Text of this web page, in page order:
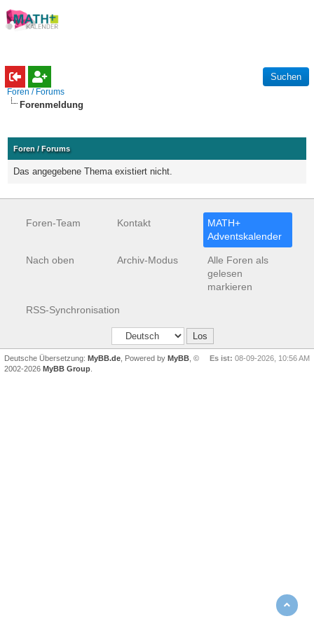
Foren / Forums
Forenmeldung
Foren / Forums
Das angegebene Thema existiert nicht.
Foren-Team Kontakt
MATH+
Adventskalender
Nach oben Archiv-Modus
Alle Foren als
gelesen
markieren
RSS-Synchronisation
Es ist: 08-09-2026, 10:56 AM
Deutsche Übersetzung: MyBB.de , Powered by MyBB , ©
2002-2026 MyBB Group